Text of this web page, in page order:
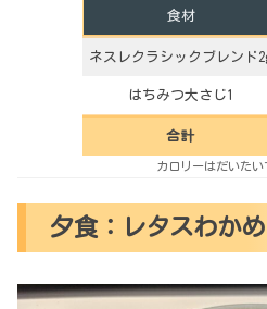
食材
ネスレクラシックブレンド
はちみつ大さじ1
合計
カロリーはだいた
夕食：レタスわか